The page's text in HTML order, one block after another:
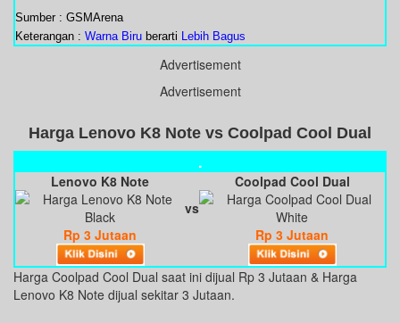
Sumber : GSMArena
Keterangan : Warna Biru berarti Lebih Bagus
Advertisement
Advertisement
Harga Lenovo K8 Note vs Coolpad Cool Dual
.
Lenovo K8 Note
Coolpad Cool Dual
vs
Rp 3 Jutaan
Rp 3 Jutaan
Harga Coolpad Cool Dual saat ini dijual Rp 3 Jutaan & Harga
Lenovo K8 Note dijual sekitar 3 Jutaan.